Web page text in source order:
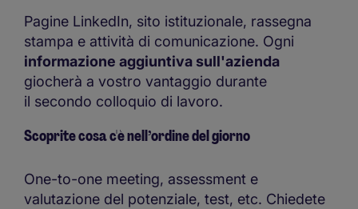
Pagine LinkedIn, sito istituzionale, rassegna
stampa e attività di comunicazione. Ogni
informazione aggiuntiva sull'azienda
giocherà a vostro vantaggio durante
il secondo colloquio di lavoro.
Scoprite cosa c'è nell’ordine del giorno
One-to-one meeting, assessment e
valutazione del potenziale, test, etc. Chiedete